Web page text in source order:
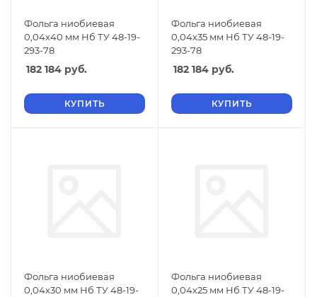
Фольга ниобиевая
0,04х40 мм Нб ТУ 48-19-
293-78
182 184 руб.
КУПИТЬ
Фольга ниобиевая
0,04х35 мм Нб ТУ 48-19-
293-78
182 184 руб.
КУПИТЬ
Фольга ниобиевая
0,04х30 мм Нб ТУ 48-19-
Фольга ниобиевая
0,04х25 мм Нб ТУ 48-19-